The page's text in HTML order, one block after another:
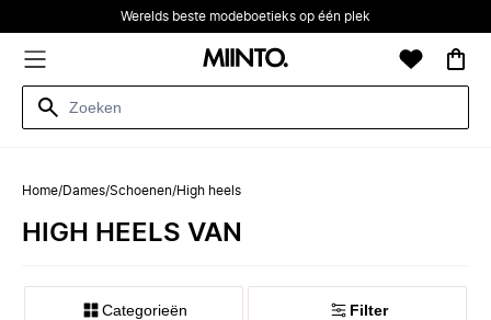
Werelds beste modeboetieks op één plek
Home/Dames/Schoenen/High heels
HIGH HEELS VAN
Categorieën Filter